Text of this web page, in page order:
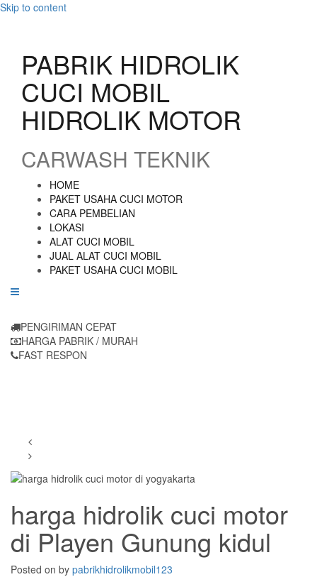
Skip to content
PABRIK HIDROLIK
CUCI MOBIL
HIDROLIK MOTOR
CARWASH TEKNIK
HOME
PAKET USAHA CUCI MOTOR
CARA PEMBELIAN
LOKASI
ALAT CUCI MOBIL
JUAL ALAT CUCI MOBIL
PAKET USAHA CUCI MOBIL
PENGIRIMAN CEPAT
HARGA PABRIK / MURAH
FAST RESPON
harga hidrolik cuci motor
di Playen Gunung kidul
Posted on by pabrikhidrolikmobil123